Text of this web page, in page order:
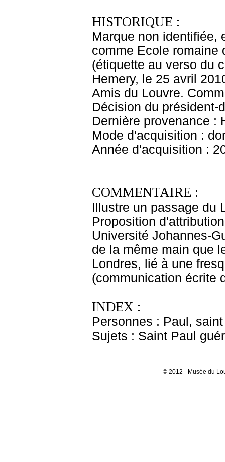
HISTORIQUE :
Marque non identifiée,
comme Ecole romaine
(étiquette au verso du
Hemery, le 25 avril
Amis du Louvre.
Décision du président-
Dernière provenance :
Mode d'acquisition :
Année d'acquisition :
COMMENTAIRE :
Illustre un passage du
Proposition
Université Johannes-
de la même main que
Londres, lié à une
(communication écrite
INDEX :
Personnes : Paul, saint
Sujets : Saint Paul
© 2012 - Musée du